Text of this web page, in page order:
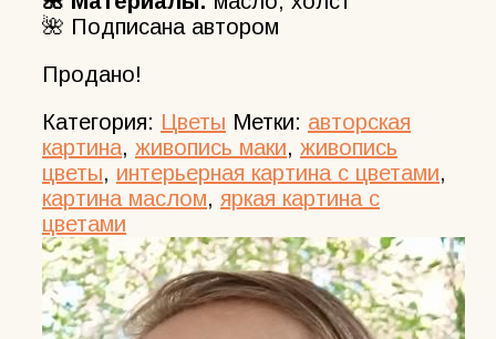
🌺 Подписана автором
Продано!
Категория: Цветы Метки: авторская
картина, живопись маки, живопись
цветы, интерьерная картина с цветами,
картина маслом, яркая картина с
цветами